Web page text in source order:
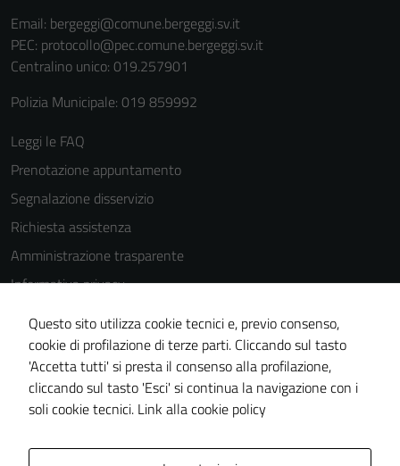
Email: bergeggi@comune.bergeggi.sv.it
PEC: protocollo@pec.comune.bergeggi.sv.it
Centralino unico: 019.257901
Polizia Municipale: 019 859992
Leggi le FAQ
Prenotazione appuntamento
Segnalazione disservizio
Richiesta assistenza
Amministrazione trasparente
Informativa privacy
Note legali
Dichiarazione di accessibilità
Piano di miglioramento del sito
Questo sito utilizza cookie tecnici e, previo consenso,
cookie di profilazione di terze parti. Cliccando sul tasto
'Accetta tutti' si presta il consenso alla profilazione,
cliccando sul tasto 'Esci' si continua la navigazione con i
soli cookie tecnici. Link alla cookie policy
per il
funzionamento